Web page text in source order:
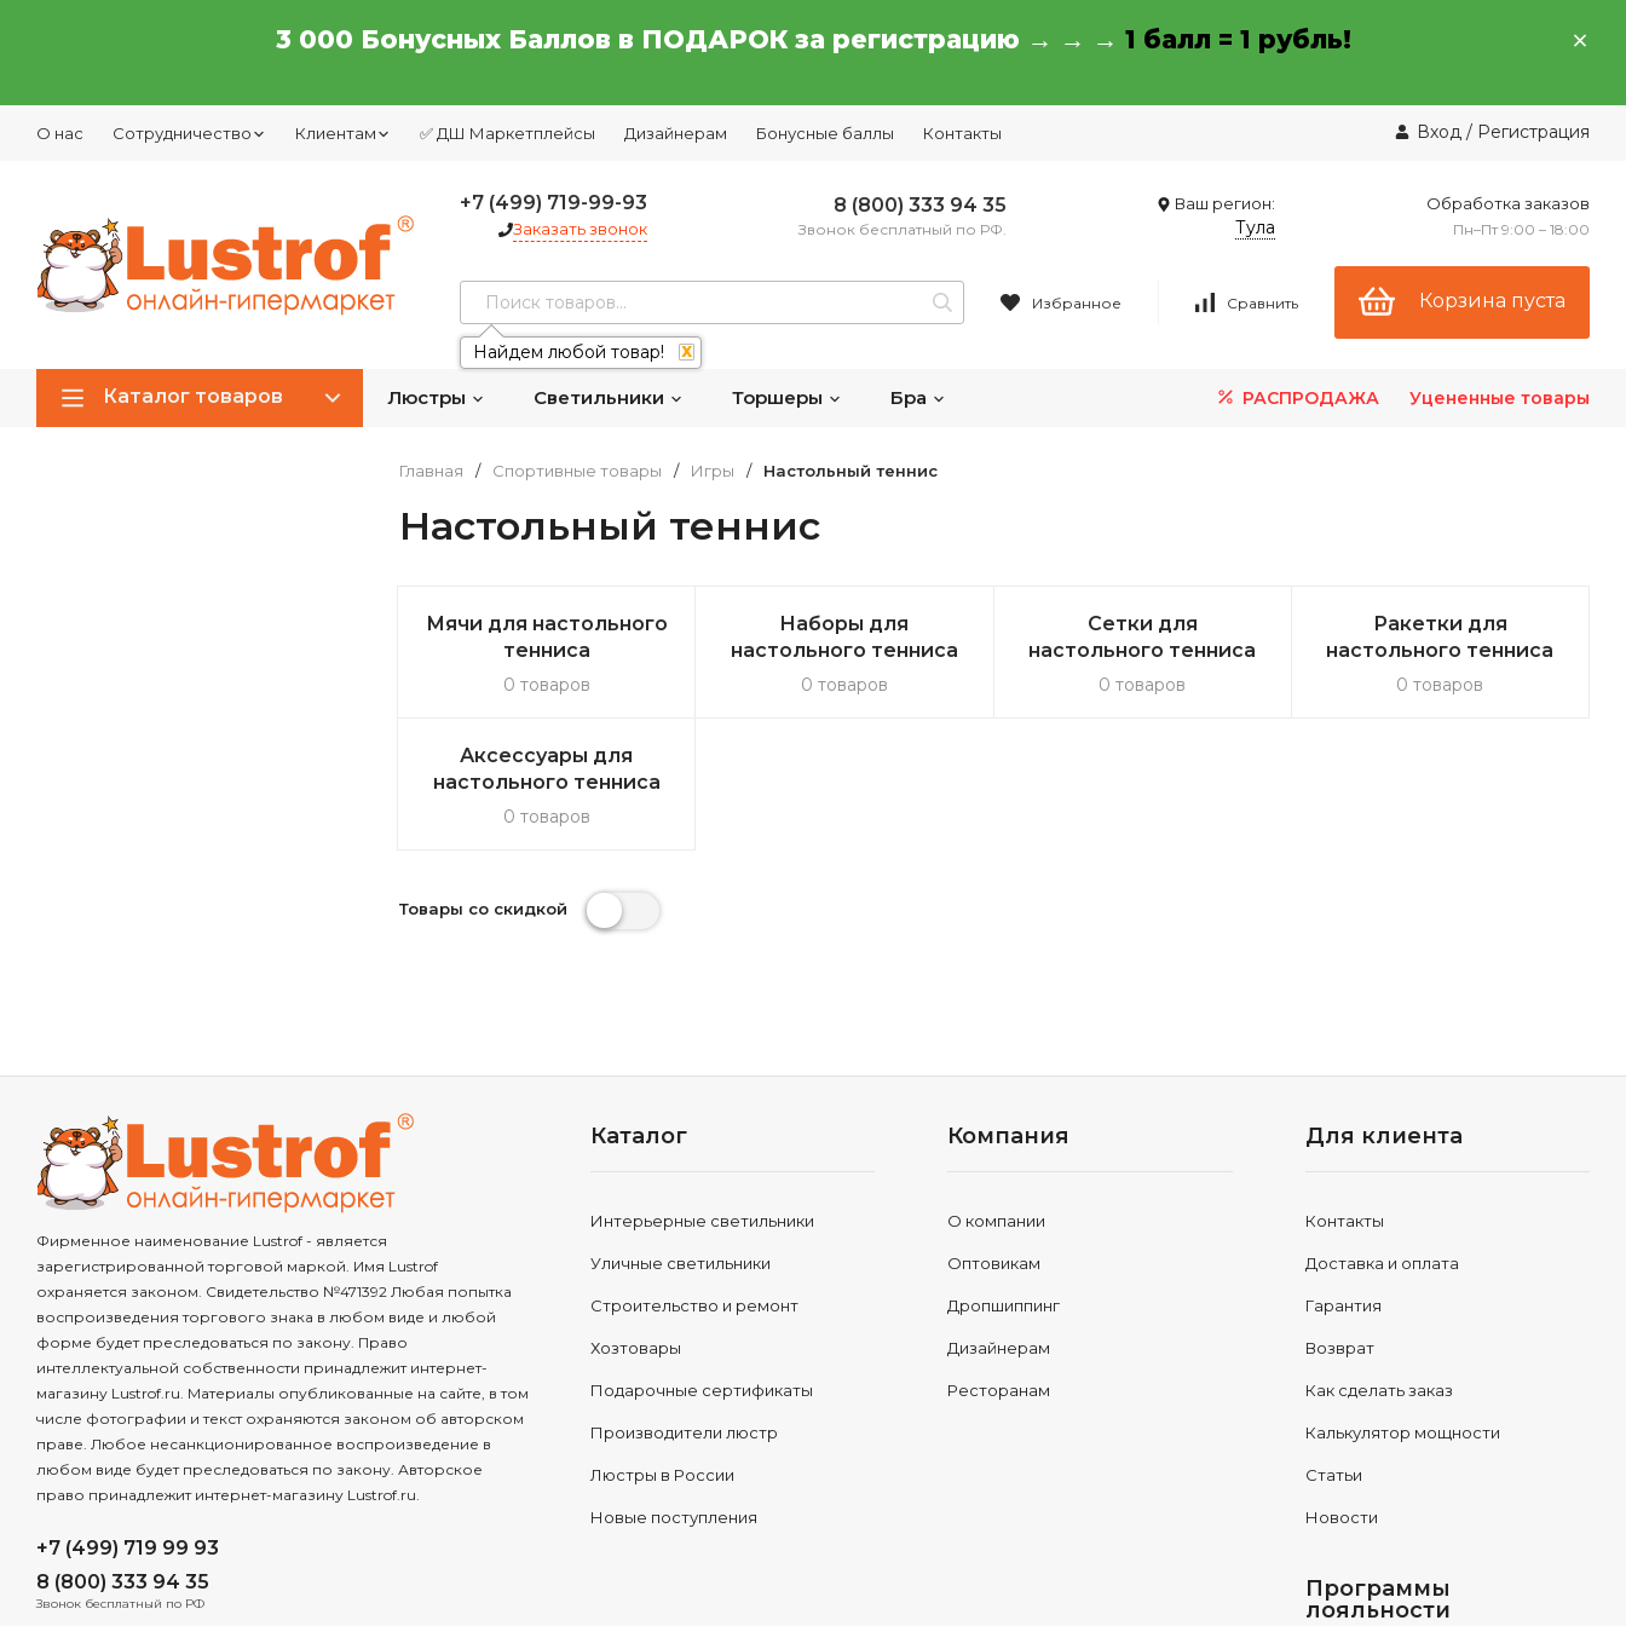
3 000 Бонусных Баллов в ПОДАРОК за регистрацию → → → 1 балл = 1 рубль!
О нас Сотрудничество Клиентам ✅ ДШ Маркетплейсы Дизайнерам Бонусные баллы Контакты Вход / Регистрация
+7 (499) 719-99-93
Заказать звонок
8 (800) 333 94 35
Звонок бесплатный по РФ.
Ваш регион:
Тула
Обработка заказов
Пн–Пт 9:00 – 18:00
Найдем любой товар! X
Избранное Сравнить Корзина пуста
Каталог товаров Люстры Светильники Торшеры Бра РАСПРОДАЖА Уцененные товары
Главная / Спортивные товары / Игры / Настольный теннис
Настольный теннис
Мячи для настольного
тенниса
0 товаров
Наборы для
настольного тенниса
0 товаров
Сетки для
настольного тенниса
0 товаров
Ракетки для
настольного тенниса
0 товаров
Аксессуары для
настольного тенниса
0 товаров
Товары со скидкой
Фирменное наименование Lustrof - является
зарегистрированной торговой маркой. Имя Lustrof
охраняется законом. Свидетельство №471392 Любая попытка
воспроизведения торгового знака в любом виде и любой
форме будет преследоваться по закону. Право
интеллектуальной собственности принадлежит интернет-
магазину Lustrof.ru. Материалы опубликованные на сайте, в том
числе фотографии и текст охраняются законом об авторском
праве. Любое несанкционированное воспроизведение в
любом виде будет преследоваться по закону. Авторское
право принадлежит интернет-магазину Lustrof.ru.
+7 (499) 719 99 93
8 (800) 333 94 35
Звонок бесплатный по РФ
Каталог
Интерьерные светильники
Уличные светильники
Строительство и ремонт
Хозтовары
Подарочные сертификаты
Производители люстр
Люстры в России
Новые поступления
Компания
О компании
Оптовикам
Дропшиппинг
Дизайнерам
Ресторанам
Для клиента
Контакты
Доставка и оплата
Гарантия
Возврат
Как сделать заказ
Калькулятор мощности
Статьи
Новости
Программы
лояльности